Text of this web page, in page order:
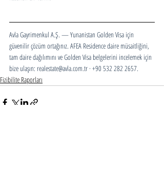
Avla Gayrimenkul A.Ş. — Yunanistan Golden Visa için
güvenilir çözüm ortağınız. AFEA Residence daire müsaitliğini,
tam daire dağılımını ve Golden Visa belgelerini incelemek için
bize ulaşın: realestate@avla.com.tr · +90 532 282 2657.
Fizibilite Raporları